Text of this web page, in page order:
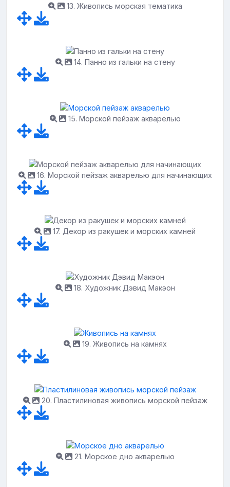
13. Живопись морская тематика
14. Панно из гальки на стену
15. Морской пейзаж акварелью
16. Морской пейзаж акварелью для начинающих
17. Декор из ракушек и морских камней
18. Художник Дэвид Макэон
19. Живопись на камнях
20. Пластилиновая живопись морской пейзаж
21. Морское дно акварелью